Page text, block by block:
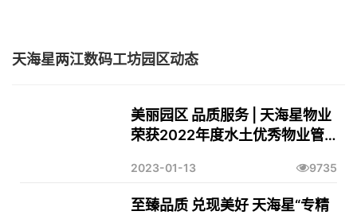
天海星两江数码工坊园区动态
美丽园区 品质服务 | 天海星物业
荣获2022年度水土优秀物业管
2023-01-13 9735
至臻品质 兑现美好 天海星“专精